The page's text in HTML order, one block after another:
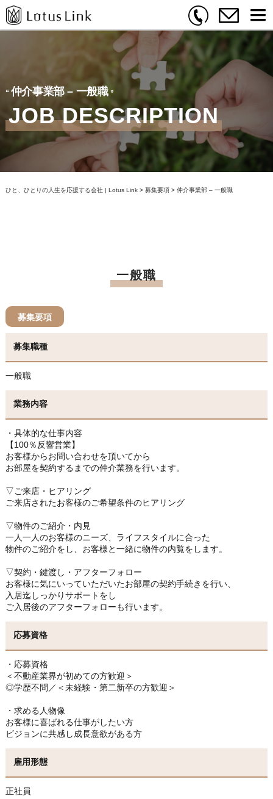
仲介事業部 – 一般職
JOB DESCRIPTION
ひと、ひとりの人生を応援する会社 | Lotus Link> 募集要項> 仲介事業部 – 一般職
一般職
募集要項
募集職種
一般職
業務内容
・具体的な仕事内容
【100％反響営業】
お客様からお問い合わせを頂いてから
お部屋を契約するまでの仲介業務を行います。
▽ご来店・ヒアリング
ご来店されたお客様のご希望条件のヒアリング
▽物件のご紹介・内見
一人一人のお客様のニーズ、ライフスタイルに合った
物件のご紹介をし、お客様と一緒に物件の内覧をします。
▽契約・鍵渡し・アフターフォロー
お客様に気にいっていただいたお部屋の契約手続きを行い、
入居迄しっかりサポートをし
ご入居後のアフターフォローも行います。
応募資格
・応募資格
＜不動産業界が初めての方歓迎＞
◎学歴不問／＜未経験・第二新卒の方歓迎＞
・求める人物像
お客様に喜ばれる仕事がしたい方
ビジョンに共感し成長意欲がある方
雇用形態
正社員